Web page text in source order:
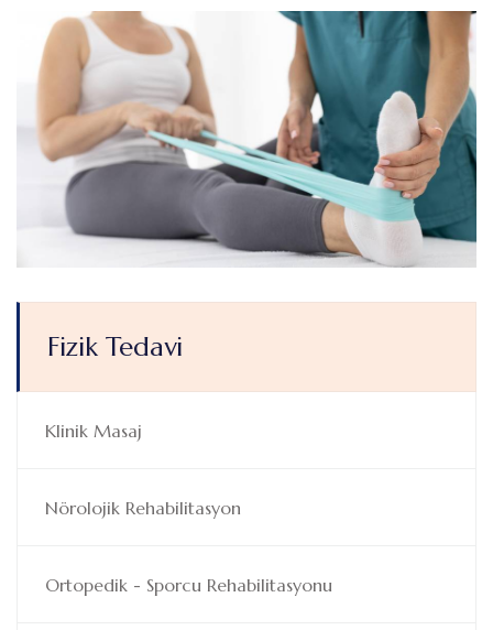
Fizik Tedavi
Klinik Masaj
Nörolojik Rehabilitasyon
Ortopedik - Sporcu Rehabilitasyonu